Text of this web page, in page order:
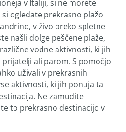
v Italiji, si ne morete
ogledate prekrasno plažo
v živo preko spletne
našli dolge peščene plaže,
vodne aktivnosti, ki jih
ali parom. S pomočjo
uživali v prekrasnih
aktivnosti, ki jih ponuja ta
Ne zamudite
to prekrasno destinacijo v